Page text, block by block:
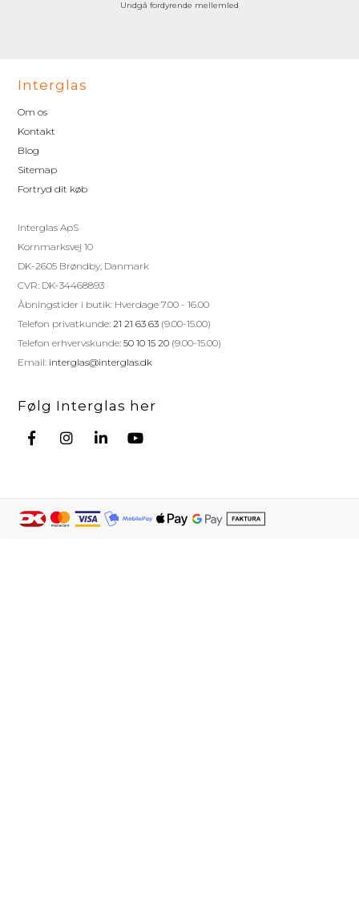
Undgå fordyrende mellemled
Interglas
Om os
Kontakt
Blog
Sitemap
Fortryd dit køb
Interglas ApS
Kornmarksvej 10
DK-2605 Brøndby, Danmark
CVR: DK-34468893
Åbningstider i butik: Hverdage 7.00 - 16.00
Telefon privatkunde:21 21 63 63 (9.00-15.00)
Telefon erhvervskunde:50 10 15 20 (9.00-15.00)
Email: interglas@interglas.dk
Følg Interglas her